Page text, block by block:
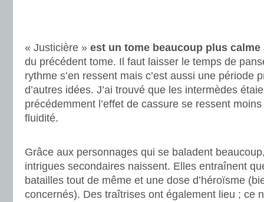
« Justicière » est un tome beaucoup plus calme
du précédent tome. Il faut laisser le temps de
rythme s’en ressent mais c’est aussi une période
d’autres idées. J’ai trouvé que les intermèdes
précédemment l’effet de cassure se ressent
fluidité.
Grâce aux personnages qui se baladent
intrigues secondaires naissent. Elles entraînent
batailles tout de même et une dose d’héroïsme
concernés). Des traîtrises ont également lieu ; ce